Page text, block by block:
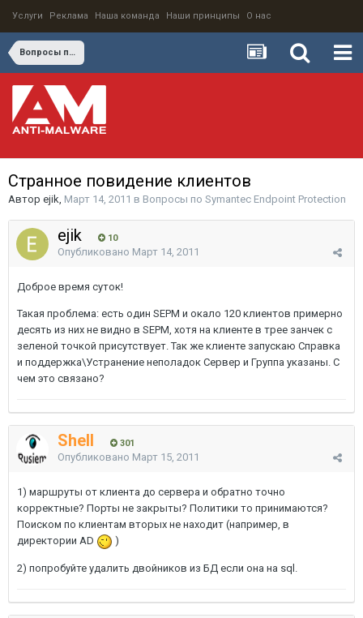
Услуги Реклама Наша команда Наши принципы О нас
Вопросы по Symantec Endpoint Protection
Странное повидение клиентов
Автор ejik, Март 14, 2011 в Вопросы по Symantec Endpoint Protection
ejik 10
Опубликовано Март 14, 2011
Доброе время суток!
Такая проблема: есть один SEPM и окало 120 клиентов примерно
десять из них не видно в SEPM, хотя на клиенте в трее занчек с
зеленой точкой присутствует. Так же клиенте запускаю Справка
и поддержка\Устранение неполадок Сервер и Группа указаны. С
чем это связано?
Shell 301
Опубликовано Март 15, 2011
1) маршруты от клиента до сервера и обратно точно
корректные? Порты не закрыты? Политики то принимаются?
Поиском по клиентам вторых не находит (например, в
директории AD
)
2) попробуйте удалить двойников из БД если она на sql.